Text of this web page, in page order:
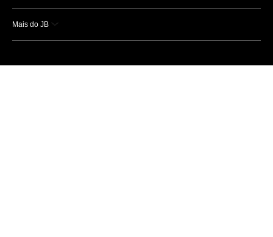
Mais do JB
Esportes